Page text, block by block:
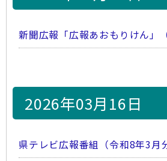
新聞広報「広報あおもりけん」
2026年03月16日
県テレビ広報番組（令和8年3月